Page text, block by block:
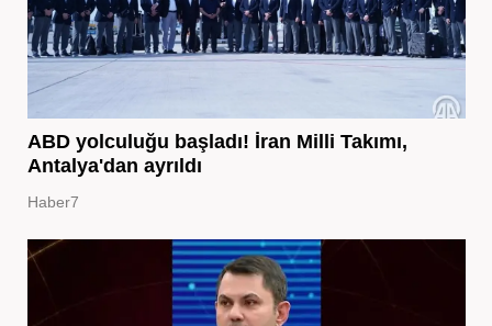
ABD yolculuğu başladı! İran Milli Takımı,
Antalya'dan ayrıldı
Haber7